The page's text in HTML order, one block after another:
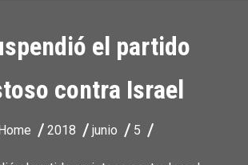
el partido
contra Israel
2018 junio 5